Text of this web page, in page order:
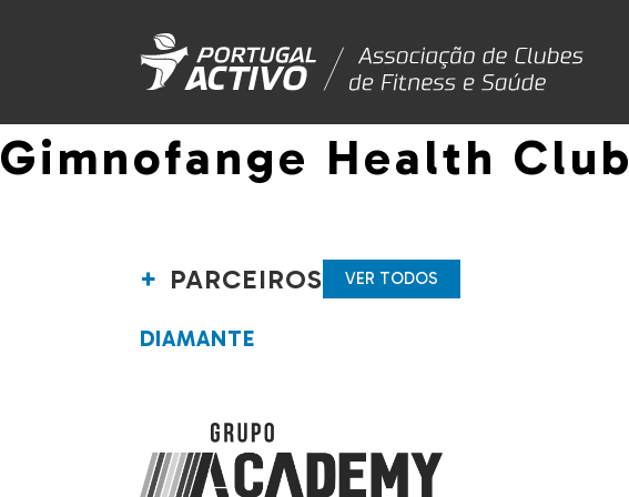
Gimnofange Health Club
PARCEIROS VER TODOS
DIAMANTE